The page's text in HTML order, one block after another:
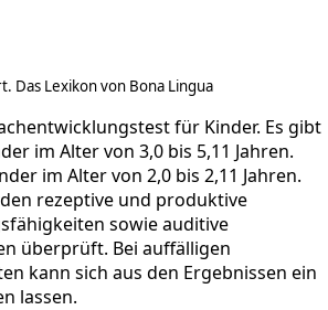
Das Lexikon von Bona Lingua
für Kinder. Es gibt
im Alter von 3,0 bis 5,11 Jahren.
im Alter von 2,0 bis 2,11 Jahren.
rezeptive und produktive
sowie auditive
überprüft. Bei auffälligen
kann sich aus den Ergebnissen ein
lassen.